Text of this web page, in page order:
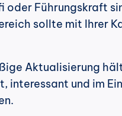
oder Führungskraft
sollte mit Ihrer
Aktualisierung
interessant und im